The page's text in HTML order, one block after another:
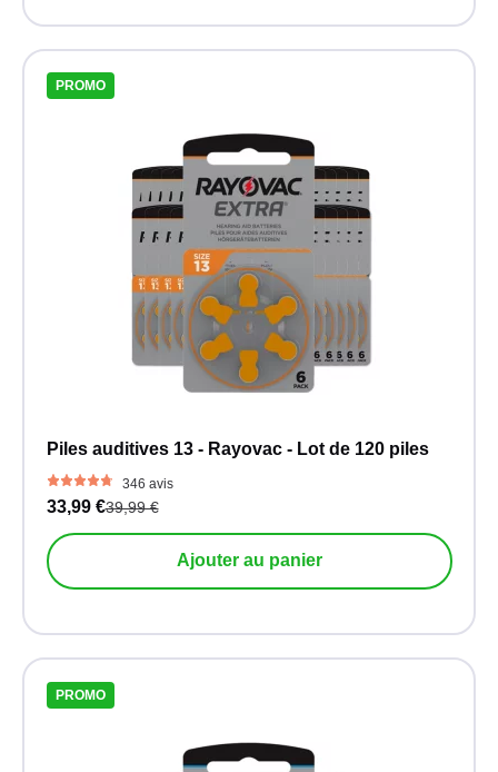
PROMO
Piles auditives 13 - Rayovac - Lot de 120 piles
346 avis
33,99 €39,99 €
Ajouter au panier
PROMO